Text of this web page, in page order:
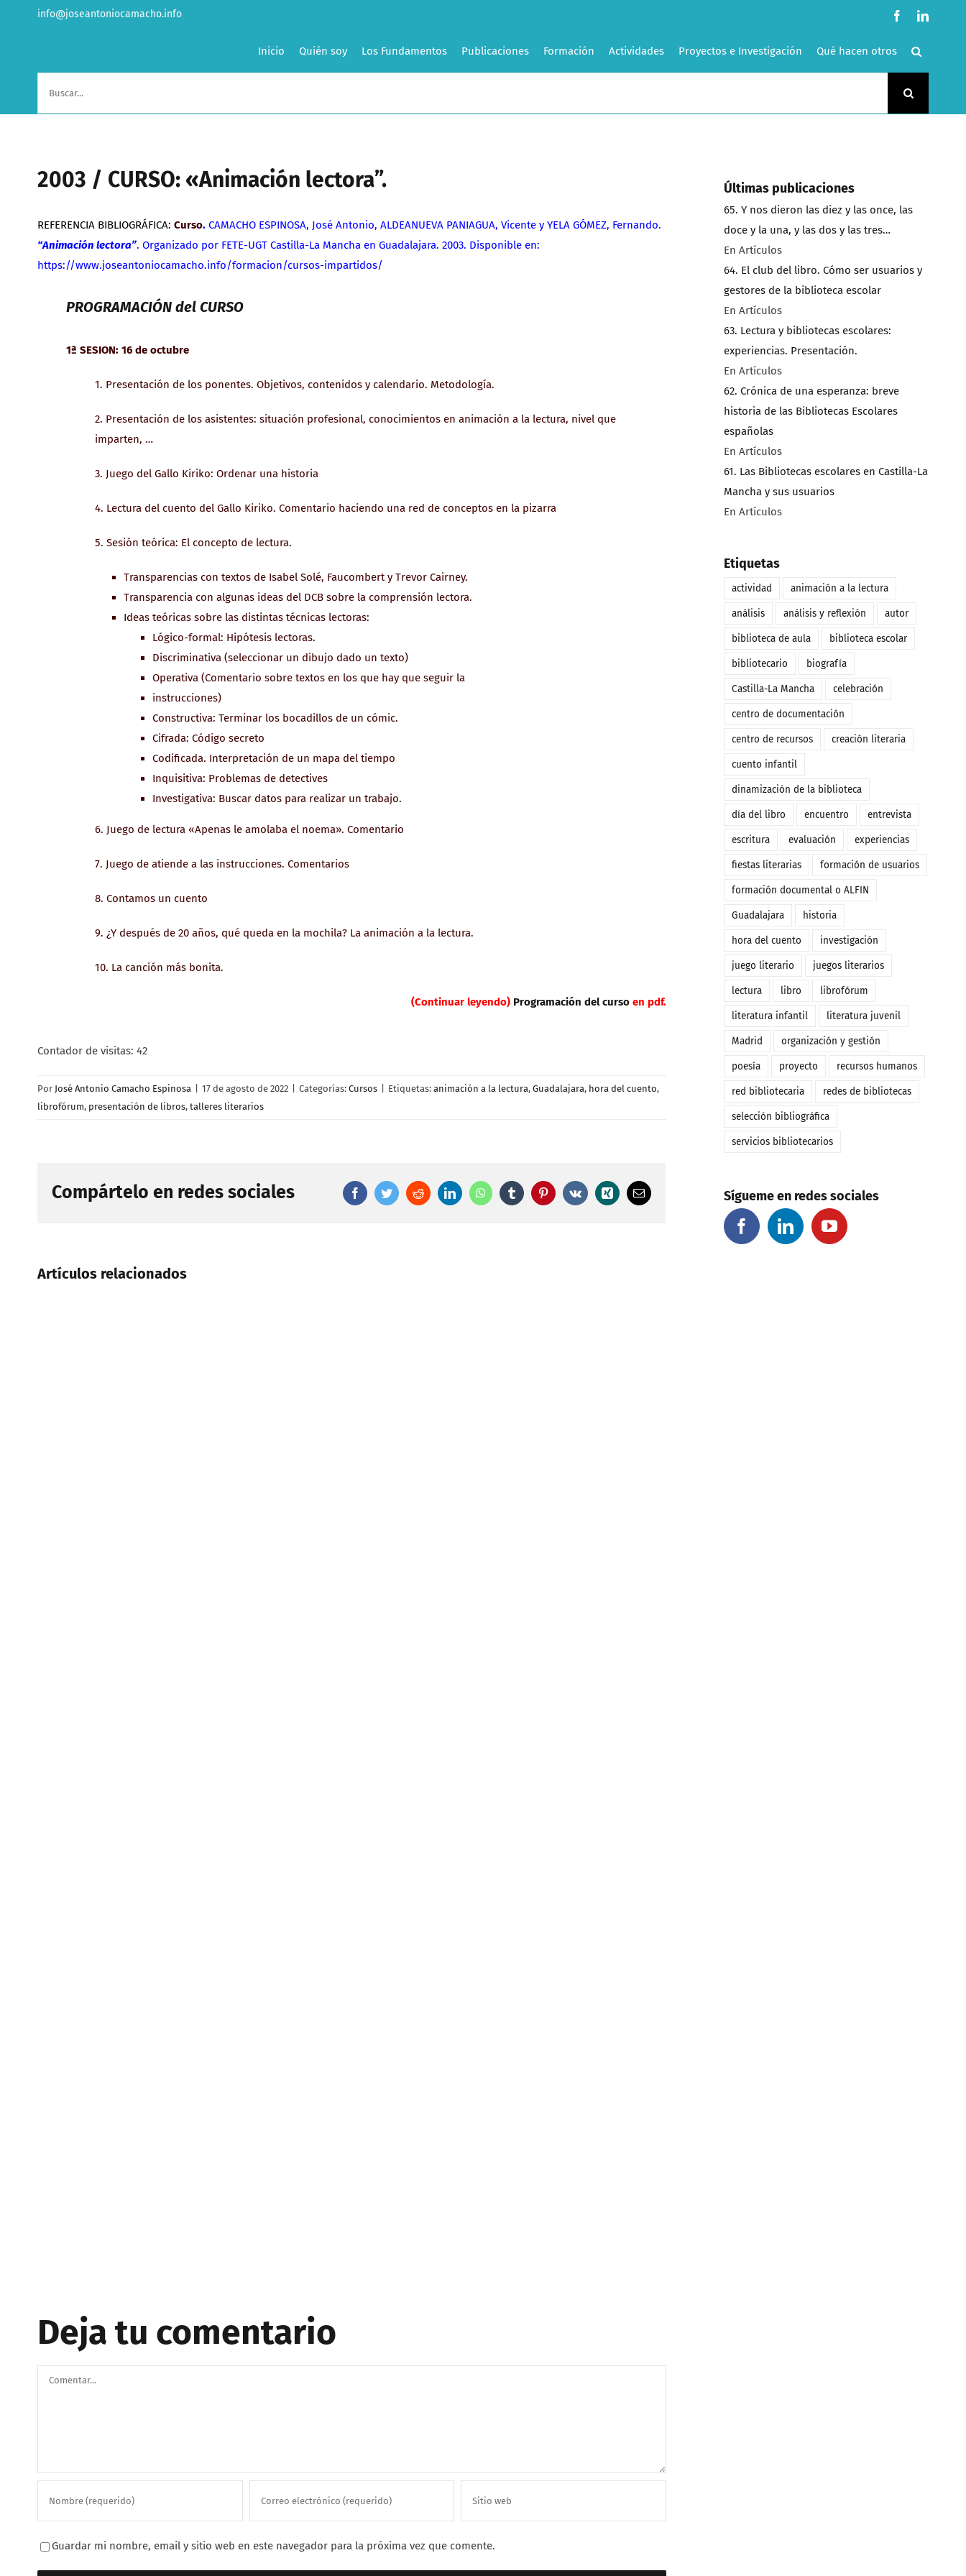
info@joseantoniocamacho.info Facebook
Inicio Quién soy Los Fundamentos Publicaciones Formación Actividades Proyectos e Investigación Qué hacen otros
2003 / CURSO: «Animación lectora”.
REFERENCIA BIBLIOGRÁFICA: Curso. CAMACHO ESPINOSA, José Antonio, ALDEANUEVA PANIAGUA, Vicente y YELA GÓMEZ, Fernando.
“Animación lectora”. Organizado por FETE-UGT Castilla-La Mancha en Guadalajara. 2003. Disponible en:
https://www.joseantoniocamacho.info/formacion/cursos-impartidos/
PROGRAMACIÓN del CURSO
1ª SESION: 16 de octubre
1. Presentación de los ponentes. Objetivos, contenidos y calendario. Metodología.
2. Presentación de los asistentes: situación profesional, conocimientos en animación a la lectura, nivel que
imparten, …
3. Juego del Gallo Kiriko: Ordenar una historia
4. Lectura del cuento del Gallo Kiriko. Comentario haciendo una red de conceptos en la pizarra
5. Sesión teórica: El concepto de lectura.
Transparencias con textos de Isabel Solé, Faucombert y Trevor Cairney.
Transparencia con algunas ideas del DCB sobre la comprensión lectora.
Ideas teóricas sobre las distintas técnicas lectoras:
Lógico-formal: Hipótesis lectoras.
Discriminativa (seleccionar un dibujo dado un texto)
Operativa (Comentario sobre textos en los que hay que seguir la
instrucciones)
Constructiva: Terminar los bocadillos de un cómic.
Cifrada: Código secreto
Codificada. Interpretación de un mapa del tiempo
Inquisitiva: Problemas de detectives
Investigativa: Buscar datos para realizar un trabajo.
6. Juego de lectura «Apenas le amolaba el noema». Comentario
7. Juego de atiende a las instrucciones. Comentarios
8. Contamos un cuento
9. ¿Y después de 20 años, qué queda en la mochila? La animación a la lectura.
10. La canción más bonita.
(Continuar leyendo) Programación del curso en pdf.
Contador de visitas: 42
Por José Antonio Camacho Espinosa 17 de agosto de 2022 Categorías: Cursos Etiquetas: animación a la lectura, Guadalajara, hora del cuento,
librofórum, presentación de libros, talleres literarios
Compártelo en redes sociales FacebookTwitterRedditLinkedInWhatsAppTumblr Pinterest
Vk Xing
Correo
electrónico
Artículos relacionados
Deja tu comentario
Comentar
Guardar mi nombre, email y sitio web en este navegador para la próxima vez que comente.
Últimas publicaciones
65. Y nos dieron las diez y las once, las
doce y la una, y las dos y las tres…
En Artículos
64. El club del libro. Cómo ser usuarios y
gestores de la biblioteca escolar
En Artículos
63. Lectura y bibliotecas escolares:
experiencias. Presentación.
En Artículos
62. Crónica de una esperanza: breve
historia de las Bibliotecas Escolares
españolas
En Artículos
61. Las Bibliotecas escolares en Castilla-La
Mancha y sus usuarios
En Artículos
Etiquetas
actividad animación a la lectura
análisis análisis y reflexión autor
biblioteca de aula biblioteca escolar
bibliotecario biografía
Castilla-La Mancha celebración
centro de documentación
centro de recursos creación literaria
cuento infantil
dinamización de la biblioteca
día del libro encuentro entrevista
escritura evaluación experiencias
fiestas literarias formación de usuarios
formación documental o ALFIN
Guadalajara historia
hora del cuento investigación
juego literario juegos literarios
lectura libro librofórum
literatura infantil literatura juvenil
Madrid organización y gestión
poesía proyecto recursos humanos
red bibliotecaria redes de bibliotecas
selección bibliográfica
servicios bibliotecarios
Sígueme en redes sociales